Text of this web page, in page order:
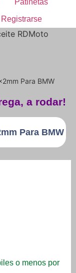
Patinetas
Registrarse
RDMoto
Para BMW
a rodar!
Para BMW
o menos por